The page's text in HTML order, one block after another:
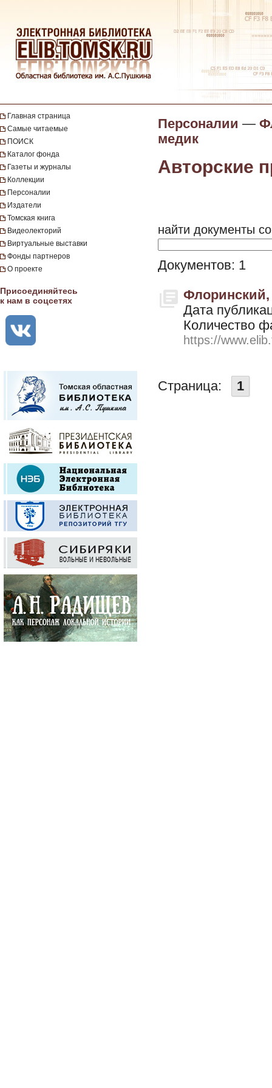
Главная страница
Самые читаемые
ПОИСК
Каталог фонда
Газеты и журналы
Коллекции
Персоналии
Издатели
Томская книга
Видеолекторий
Виртуальные выставки
Фонды партнеров
О проекте
Присоединяйтесь
к нам в соцсетях
Персоналии —
медик
Авторские
найти документы
Документов: 1
Флоринский,
Дата
Количество
https://
Страница: 1